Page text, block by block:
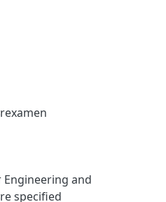
Engineering and
specified